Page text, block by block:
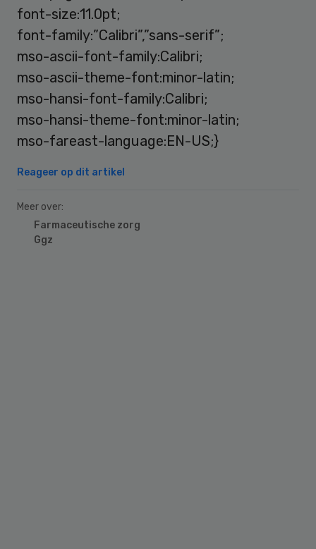
font-size:11.0pt;
font-family:”Calibri”,”sans-serif”;
mso-ascii-font-family:Calibri;
mso-ascii-theme-font:minor-latin;
mso-hansi-font-family:Calibri;
mso-hansi-theme-font:minor-latin;
mso-fareast-language:EN-US;}
Reageer op dit artikel
Meer over:
Farmaceutische zorg
Ggz